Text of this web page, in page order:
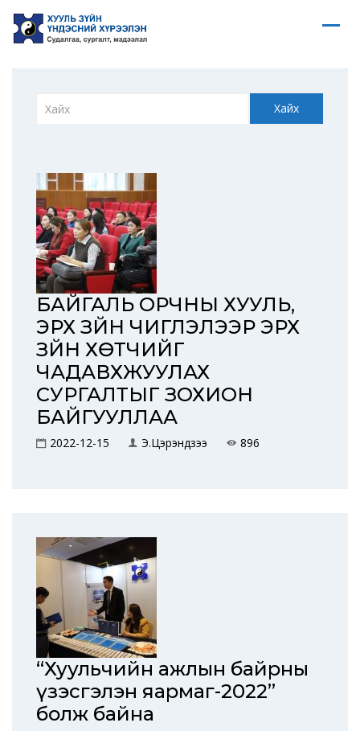
Хайх
БАЙГАЛЬ ОРЧНЫ ХУУЛЬ,
ЭРХ ЗҮЙН ЧИГЛЭЛЭЭР ЭРХ
ЗҮЙН ХӨТЧИЙГ
ЧАДАВХЖУУЛАХ
СУРГАЛТЫГ ЗОХИОН
БАЙГУУЛЛАА
2022-12-15 Э.Цэрэндүзээ 896
“Хуульчийн ажлын байрны
үзэсгэлэн яармаг-2022”
болж байна